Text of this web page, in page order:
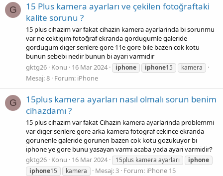
G
15 Plus kamera ayarları ve çekilen fotoğraftaki
kalite sorunu ?
15 plus cihazim var fakat cihazin kamera ayarlarinda bi sorunmu
var ne cektigim fotoğraf ekranda gordugumle galeride
gordugum diger serilere gore 11e gore bile bazen cok kotu
bunun sebebi nedir bunun bi ayari varmidir
gktg26 Konu 16 Mar 2024 iphone iphone15 kamera
Mesaj: 8 Forum: iPhone
G
15plus kamera ayarları nasıl olmalı sorun benim
cihazdamı ?
15 plus cihazim var fakat Cihazin kamera ayarlarinda problemmi
var diger serilere gore arka kamera fotograf cekince ekranda
gorunenle galeride gorunen bazen cok kotu gozukuyor bi
iphone ye gore bunu yasayan varmi acaba yada ayari varmidir?
gktg26 Konu 16 Mar 2024 15plus kamera ayarları
iphone
iphone15 kamera Mesaj: 3 Forum: iPhone 15